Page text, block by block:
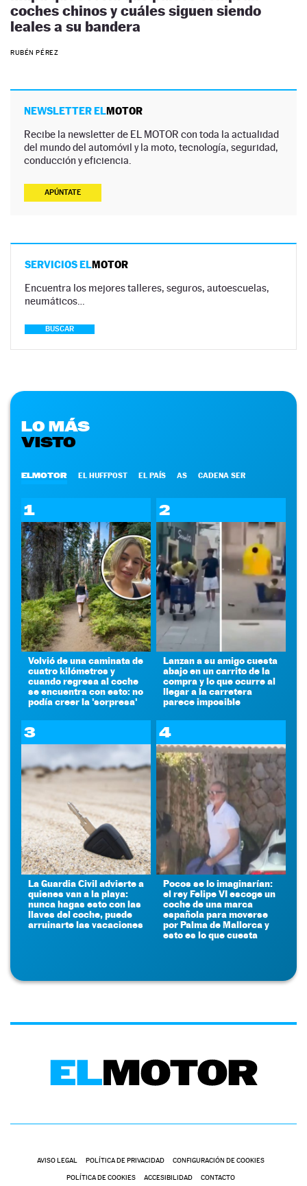
coches chinos y cuáles siguen siendo
leales a su bandera
RUBÉN PÉREZ
NEWSLETTER ELMOTOR
Recibe la newsletter de EL MOTOR con toda la actualidad
del mundo del automóvil y la moto, tecnología, seguridad,
conducción y eficiencia.
APÚNTATE
SERVICIOS ELMOTOR
Encuentra los mejores talleres, seguros, autoescuelas,
neumáticos…
BUSCAR
LO MÁS
VISTO
ELMOTOR EL HUFFPOST EL PAÍS AS CADENA SER
1
Volvió de una caminata de
cuatro kilómetros y
cuando regresa al coche
se encuentra con esto: no
podía creer la 'sorpresa'
2
Lanzan a su amigo cuesta
abajo en un carrito de la
compra y lo que ocurre al
llegar a la carretera
parece imposible
3
La Guardia Civil advierte a
quienes van a la playa:
nunca hagas esto con las
llaves del coche, puede
arruinarte las vacaciones
4
Pocos se lo imaginarían:
el rey Felipe VI escoge un
coche de una marca
española para moverse
por Palma de Mallorca y
esto es lo que cuesta
AVISO LEGAL POLÍTICA DE PRIVACIDAD CONFIGURACIÓN DE COOKIES
POLÍTICA DE COOKIES ACCESIBILIDAD CONTACTO